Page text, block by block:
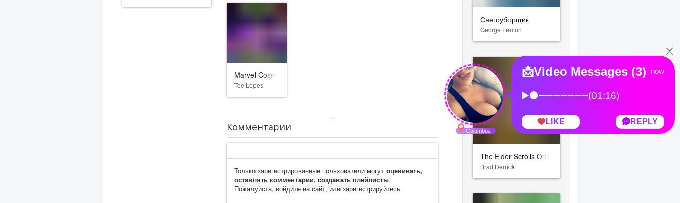
Marvel Cosmic Invasion
Tee Lopes
...
Комментарии
Только зарегистрированные пользователи могутоценивать,
оставлять комментарии, создавать плейлисты.
Пожалуйста, войдите на сайт, или зарегистрируйтесь.
Снегоуборщик
George Fenton
The Elder Scrolls Online: Gold Road
Brad Derrick